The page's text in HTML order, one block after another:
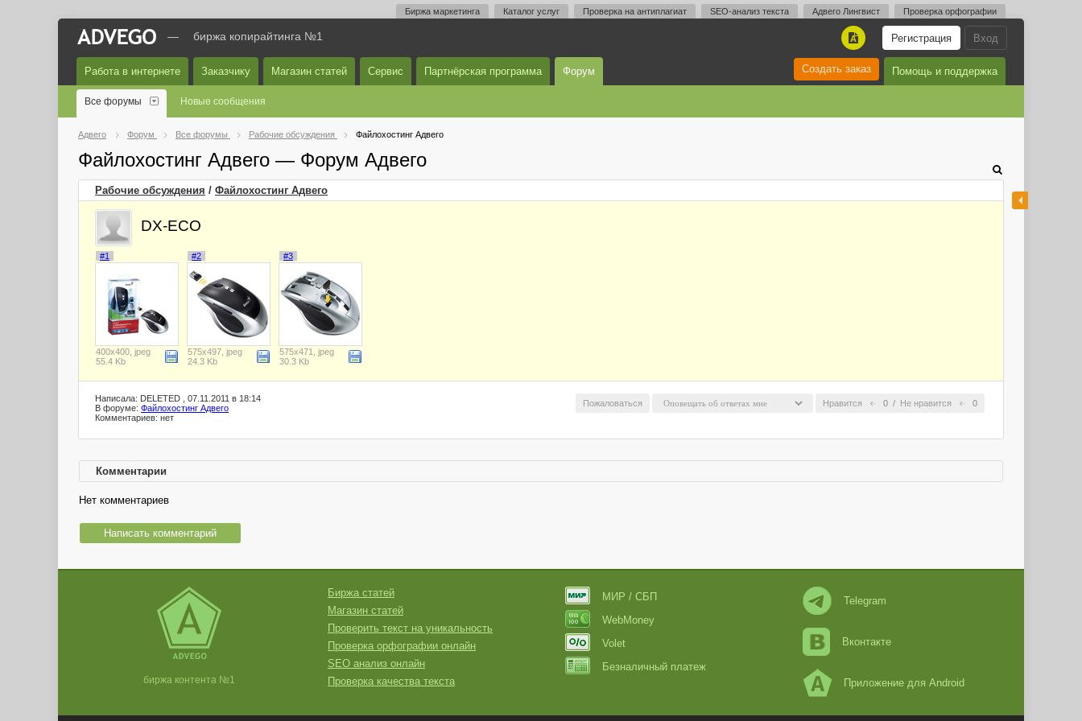
Биржа маркетинга Каталог услуг Проверка на антиплагиат SEO-анализ текста Адвего Лингвист Проверка орфографии
Вход
Регистрация
A
— биржа копирайтинга №1
Работа в интернете Заказчику Магазин статей Сервис Партнёрская программа Форум Помощь и поддержка
Создать заказ
Все форумы Новые сообщения
Адвего Форум Все форумы Рабочие обсуждения Файлохостинг Адвего
Файлохостинг Адвего — Форум Адвего
Рабочие обсуждения / Файлохостинг Адвего
DX-ECO
#1
400x400, jpeg
55.4 Kb
#2
575x497, jpeg
24.3 Kb
#3
575x471, jpeg
30.3 Kb
Нравится 0 / Не нравится 0
Пожаловаться
Написала: DELETED , 07.11.2011 в 18:14
В форуме: Файлохостинг Адвего
Комментариев: нет
Комментарии
Нет комментариев
Написать комментарий
биржа контента №1
Биржа статей
Магазин статей
Проверить текст на уникальность
Проверка орфографии онлайн
SEO анализ онлайн
Проверка качества текста
МИР / СБП
WebMoney
Volet
Безналичный платеж
Telegram
Вконтакте
Приложение для Android